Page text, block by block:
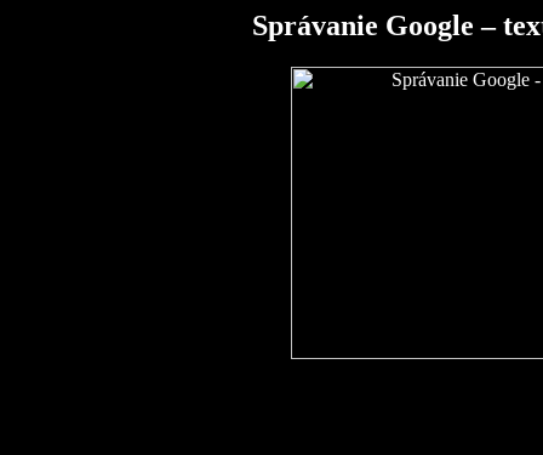
Správanie Google –